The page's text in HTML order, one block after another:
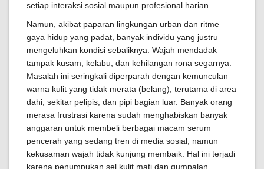
setiap interaksi sosial maupun profesional harian.
Namun, akibat paparan lingkungan urban dan ritme
gaya hidup yang padat, banyak individu yang justru
mengeluhkan kondisi sebaliknya. Wajah mendadak
tampak kusam, kelabu, dan kehilangan rona segarnya.
Masalah ini seringkali diperparah dengan kemunculan
warna kulit yang tidak merata (belang), terutama di area
dahi, sekitar pelipis, dan pipi bagian luar. Banyak orang
merasa frustrasi karena sudah menghabiskan banyak
anggaran untuk membeli berbagai macam serum
pencerah yang sedang tren di media sosial, namun
kekusaman wajah tidak kunjung membaik. Hal ini terjadi
karena penumpukan sel kulit mati dan gumpalan